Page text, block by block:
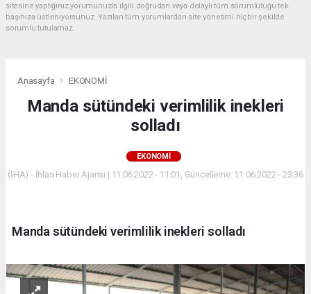
sitesine yaptığınız yorumunuzla ilgili doğrudan veya dolaylı tüm sorumluluğu tek
başınıza üstleniyorsunuz. Yazılan tüm yorumlardan site yönetimi hiçbir şekilde
sorumlu tutulamaz.
Anasayfa EKONOMİ
Manda sütündeki verimlilik inekleri
solladı
EKONOMİ
(İHA) - İhlas Haber Ajansı | 11.06.2022 - 11:01, Güncelleme: 11.06.2022 - 23:36
Manda sütündeki verimlilik inekleri solladı